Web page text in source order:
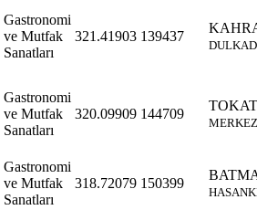
Gastronomi
ve Mutfak
Sanatları
321.41903 139437
Gastronomi
ve Mutfak
Sanatları
320.09909 144709
TOKAT
MERKEZ
Gastronomi
ve Mutfak
Sanatları
318.72079 150399